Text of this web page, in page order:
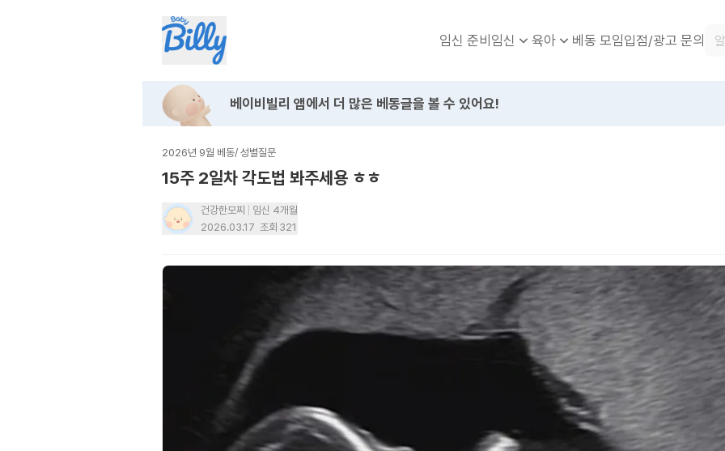
임신 준비임신 육아 베동 모임입점/광고 문의
베이비빌리 앱에서 더 많은 베동글을 볼 수 있어요!
2026년 9월 베동/ 성별질문
15주 2일차 각도법 봐주세용 ㅎㅎ
건강한모찌
임신 4개월
2026.03.17 조회 321